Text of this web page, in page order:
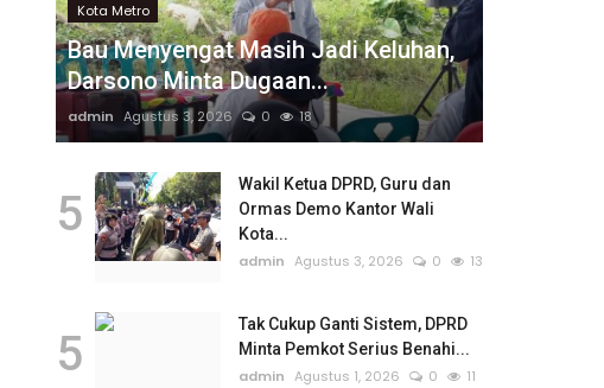
Kota Metro
Bau Menyengat Masih Jadi Keluhan,
Darsono Minta Dugaan...
admin Agustus 3, 2026 0 18
5
Wakil Ketua DPRD, Guru dan
Ormas Demo Kantor Wali
Kota...
admin Agustus 3, 2026 0 13
5
Tak Cukup Ganti Sistem, DPRD
Minta Pemkot Serius Benahi...
admin Agustus 1, 2026 0 11